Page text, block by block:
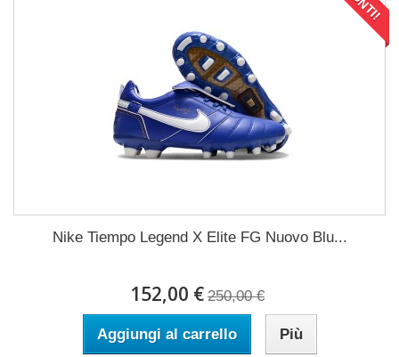
Nike Tiempo Legend X Elite FG Nuovo Blu...
152,00 € 250,00 €
Aggiungi al carrello Più